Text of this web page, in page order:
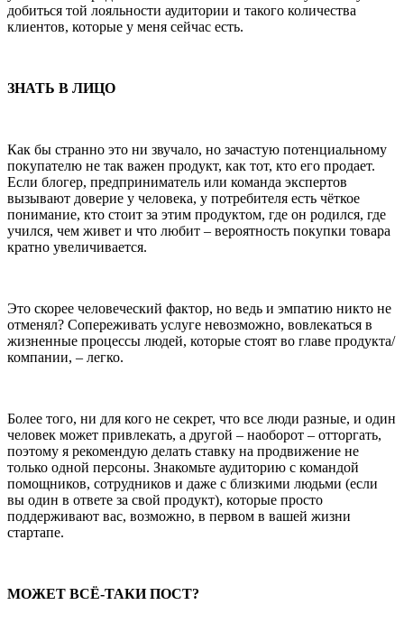
добиться той лояльности аудитории и такого количества
клиентов, которые у меня сейчас есть.
ЗНАТЬ В ЛИЦО
Как бы странно это ни звучало, но зачастую потенциальному
покупателю не так важен продукт, как тот, кто его продает.
Если блогер, предприниматель или команда экспертов
вызывают доверие у человека, у потребителя есть чёткое
понимание, кто стоит за этим продуктом, где он родился, где
учился, чем живет и что любит – вероятность покупки товара
кратно увеличивается.
Это скорее человеческий фактор, но ведь и эмпатию никто не
отменял? Сопереживать услуге невозможно, вовлекаться в
жизненные процессы людей, которые стоят во главе продукта/
компании, – легко.
Более того, ни для кого не секрет, что все люди разные, и один
человек может привлекать, а другой – наоборот – отторгать,
поэтому я рекомендую делать ставку на продвижение не
только одной персоны. Знакомьте аудиторию с командой
помощников, сотрудников и даже с близкими людьми (если
вы один в ответе за свой продукт), которые просто
поддерживают вас, возможно, в первом в вашей жизни
стартапе.
МОЖЕТ ВСЁ-ТАКИ ПОСТ?